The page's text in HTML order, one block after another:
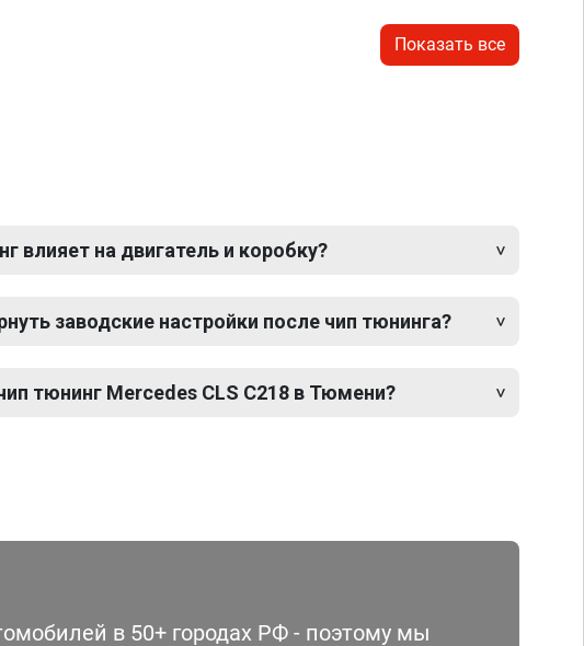
Показать все
влияет на двигатель и коробку?
заводские настройки после чип тюнинга?
тюнинг Mercedes CLS C218 в Тюмени?
в 50+ городах РФ - поэтому мы